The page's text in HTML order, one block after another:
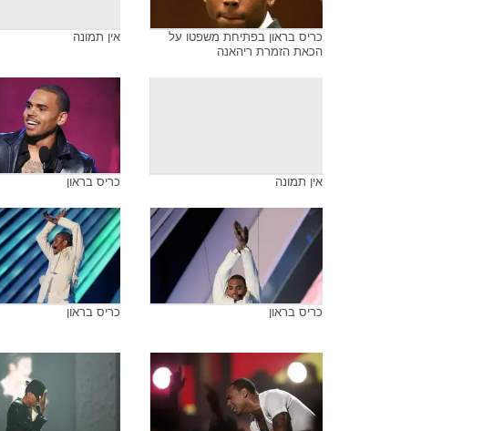
כריס בראון בפתיחת משפטו על
הכאת הזמרת ריהאנה
אין תמונה
אין תמונה כריס בראון
כריס בראון כריס בראון